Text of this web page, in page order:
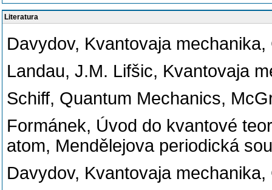
Literatura
Davydov, Kvantovaja
Landau, J.M. Lifšic, Kvantovaja
Schiff, Quantum Mechanics,
Formánek, Úvod do kvantové
atom, Mendělejova periodická
Davydov, Kvantovaja